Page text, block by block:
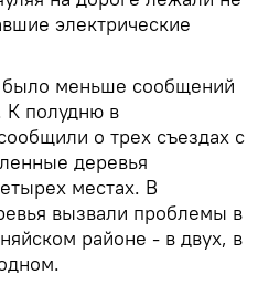
электрические
было меньше сообщений
К полудню в
о трех съездах с
деревья
местах. В
вызвали проблемы в
районе - в двух, в